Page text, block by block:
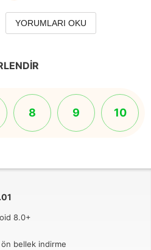
YORUMLARI OKU
8 9 10
8.0+
ön bellek indirme